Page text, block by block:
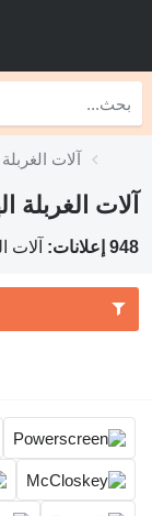
آلات
آلات الغربلة
948 إعلانات: آلات